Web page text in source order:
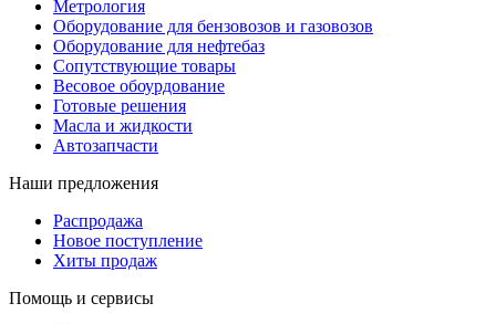
Метрология
Оборудование для бензовозов и газовозов
Оборудование для нефтебаз
Сопутствующие товары
Весовое обоурдование
Готовые решения
Масла и жидкости
Автозапчасти
Наши предложения
Распродажа
Новое поступление
Хиты продаж
Помощь и сервисы